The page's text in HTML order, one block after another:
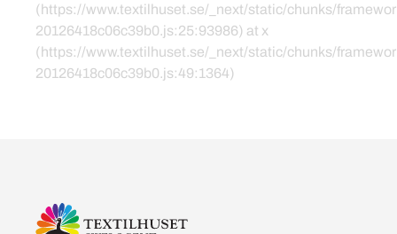
(https://www.textilhuset.se/_next/static/chunks/
20126418c06c39b0.js:25:93986) at x
(https://www.textilhuset.se/_next/static/chunks/
20126418c06c39b0.js:49:1364)
Kontakta oss